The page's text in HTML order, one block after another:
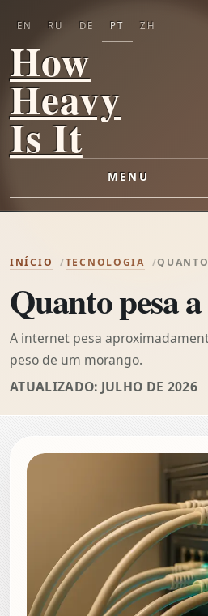
How
Heavy
Is It
MENU
EN RU DE PT ZH
INÍCIO TECNOLOGIA
Quanto pesa
A internet pesa
peso de um morango.
ATUALIZADO: JULHO DE 2026